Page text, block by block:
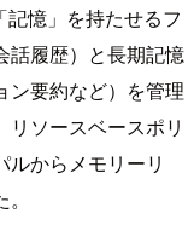
憶」を持たせるフ
話履歴）と長期記憶
ン要約など）を管理
ソースベースポリ
ルからメモリーリ